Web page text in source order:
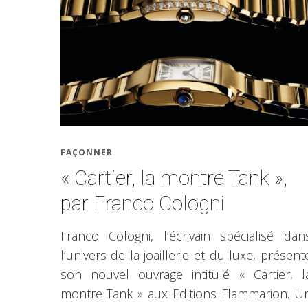
FAÇONNER
« Cartier, la montre Tank »,
par Franco Cologni
Franco Cologni, l’écrivain spécialisé
l’univers de la joaillerie et du luxe,
son nouvel ouvrage intitulé « Cartier,
montre Tank » aux Editions Flammarion.